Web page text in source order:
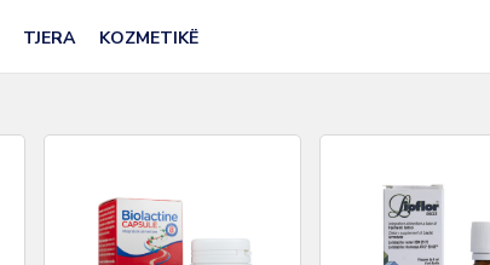
TJERA KOZMETIKË